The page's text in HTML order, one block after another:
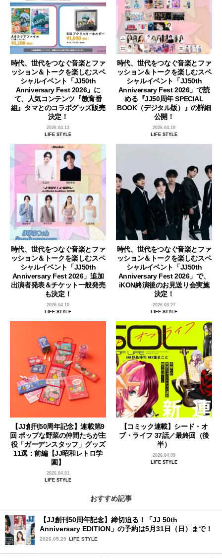
時代、世代をつなぐ音楽とファ
ッション＆トークを楽しむスペ
シャルイベント「JJ50th
Anniversary Fest 2026」に
て、人気コンテンツ『教育番
組』タマとのコラボグッズ販売
決定！
2026.04.13
LIFE STYLE
時代、世代をつなぐ音楽とファ
ッション＆トークを楽しむスペ
シャルイベント「JJ50th
Anniversary Fest 2026」で読
める『JJ50周年 SPECIAL
BOOK（デジタル版）』の詳細
公開！
2026.04.10
LIFE STYLE
時代、世代をつなぐ音楽とファ
ッション＆トークを楽しむスペ
シャルイベント「JJ50th
Anniversary Fest 2026」追加
出演者発表＆チケット一般発売
も決定！
2026.04.10
LIFE STYLE
時代、世代をつなぐ音楽とファ
ッション＆トークを楽しむスペ
シャルイベント「JJ50th
Anniversary Fest 2026」で、
iKON終演後のお見送り会実施
決定！
2026.03.27
LIFE STYLE
【JJ創刊50周年記念】連載第9
回 ポップな野菜の仲間たちが主
役「ガーデンスタッフ」グッズ
11選：前編【JJ昭和レトロ学
園】
2026.04.01
LIFE STYLE
【コミック連載】シード・オ
ブ・ライフ 37話／最終回（後
半）
2026.04.09
LIFE STYLE
おすすめ記事
【JJ創刊50周年記念】締切迫る！「JJ 50th
Anniversary EDITION」の予約は5月31日（日）まで！
2026.05.29 LIFE STYLE